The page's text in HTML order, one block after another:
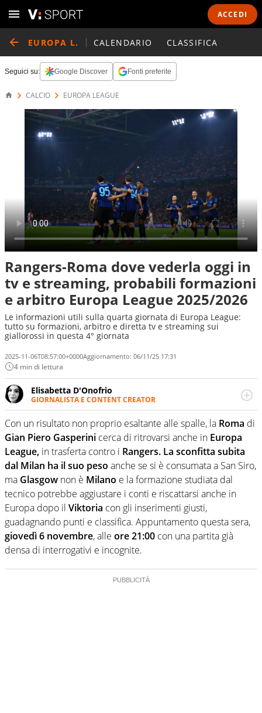
ACCEDI
EUROPA L. CALENDARIO CLASSIFICA
Seguici su: Google Discover Fonti preferite
CALCIO EUROPA LEAGUE
Rangers-Roma dove vederla oggi in
tv e streaming, probabili formazioni
e arbitro Europa League 2025/2026
Le informazioni utili sulla quarta giornata di Europa League:
tutto su formazioni, arbitro e diretta tv e streaming sui
giallorossi in questa 4° giornata
2025-11-06T08:57:00+0000Aggiornamento: 06/11/25 17:31
4 min di lettura
Elisabetta D'Onofrio
GIORNALISTA E CONTENT CREATOR
Giornalista professionista dal 2007, scrive per curiosità
personale e necessità: soprattutto di calcio, di sport e dei
suoi protagonisti, concedendosi innocenti evasioni
nell'ambito della creazione di format. Un tempo ala
destra, oggi si sente a suo agio nel ruolo di libero. Cura
una classifica riservata dei migliori 5 calciatori di sempre.
Con un risultato non proprio esaltante alle spalle, la Roma di
Gian Piero Gasperini cerca di ritrovarsi anche in Europa
League, in trasferta contro i Rangers. La sconfitta subita
dal Milan ha il suo peso anche se si è consumata a San Siro,
ma Glasgow non è Milano e la formazione studiata dal
tecnico potrebbe aggiustare i conti e riscattarsi anche in
Europa dopo il Viktoria con gli inserimenti giusti,
guadagnando punti e classifica. Appuntamento questa sera,
giovedì 6 novembre, alle ore 21:00 con una partita già
densa di interrogativi e incognite.